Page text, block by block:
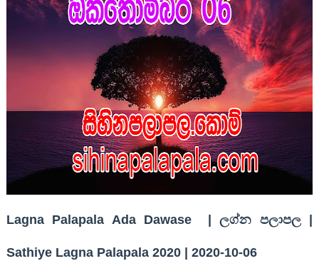
Lagna Palapala Ada Dawase | ලග්න පලාපල |
Sathiye Lagna Palapala 2020 | 2020-10-06